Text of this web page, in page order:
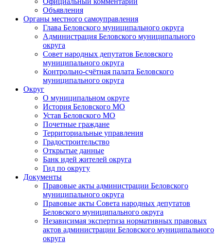
Объявления
Органы местного самоуправления
Глава Беловского муниципального округа
Администрация Беловского муниципального
округа
Совет народных депутатов Беловского
муниципального округа
Контрольно-счётная палата Беловского
муниципального округа
Округ
О муниципальном округе
История Беловского МО
Устав Беловского МО
Почетные граждане
Территориальные управления
Градостроительство
Открытые данные
Банк идей жителей округа
Гид по округу
Документы
Правовые акты администрации Беловского
муниципального округа
Правовые акты Совета народных депутатов
Беловского муниципального округа
Независимая экспертиза нормативных правовых
актов администрации Беловского муниципального
округа